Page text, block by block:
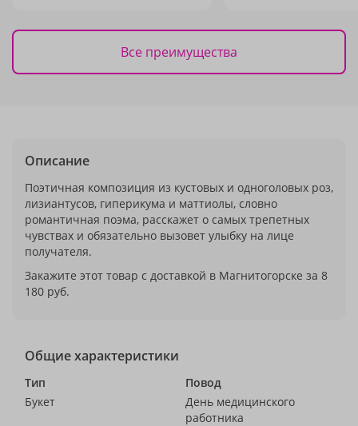
Все преимущества
Описание
Поэтичная композиция из кустовых и одноголовых роз,
лизиантусов, гиперикума и маттиолы, словно
романтичная поэма, расскажет о самых трепетных
чувствах и обязательно вызовет улыбку на лице
получателя.
Закажите этот товар с доставкой в Магнитогорске за 8
180 руб.
Общие характеристики
Тип
Букет
Повод
День медицинского
работника